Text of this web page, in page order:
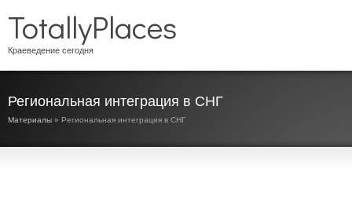
TotallyPlaces
Краеведение сегодня
Региональная интеграция в СНГ
Материалы » Региональная интеграция в СНГ